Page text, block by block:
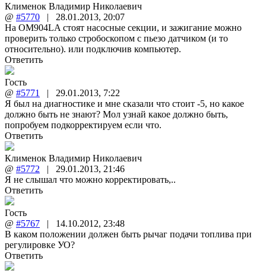
Клименок Владимир Николаевич
@ #5770 | 28.01.2013, 20:07
На OM904LA стоят насосные секции, и зажигание можно
проверить только стробоскопом с пьезо датчиком (и то
относительно). или подключив компьютер.
Ответить
Гость
@ #5771 | 29.01.2013, 7:22
Я был на диагностике и мне сказали что стоит -5, но какое
должно быть не знают? Мол узнай какое должно быть,
попробуем подкорректируем если что.
Ответить
Клименок Владимир Николаевич
@ #5772 | 29.01.2013, 21:46
Я не слышал что можно корректировать,..
Ответить
Гость
@ #5767 | 14.10.2012, 23:48
В каком положении должен быть рычаг подачи топлива при
регулировке УО?
Ответить